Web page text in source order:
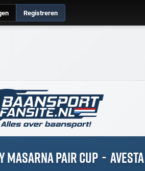
Registreren
Masarna Pair Cup - Avesta